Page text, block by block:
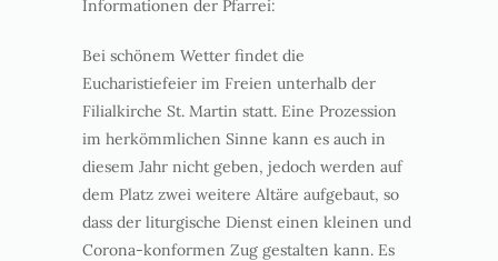
Informationen der Pfarrei:
Bei schönem Wetter findet die
Eucharistiefeier im Freien unterhalb der
Filialkirche St. Martin statt. Eine Prozession
im herkömmlichen Sinne kann es auch in
diesem Jahr nicht geben, jedoch werden auf
dem Platz zwei weitere Altäre aufgebaut, so
dass der liturgische Dienst einen kleinen und
Corona-konformen Zug gestalten kann. Es